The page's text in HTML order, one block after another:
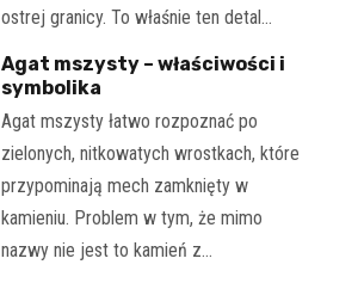
ostrej granicy. To właśnie ten detal…
Agat mszysty – właściwości i
symbolika
Agat mszysty łatwo rozpoznać po
zielonych, nitkowatych wrostkach, które
przypominają mech zamknięty w
kamieniu. Problem w tym, że mimo
nazwy nie jest to kamień z…